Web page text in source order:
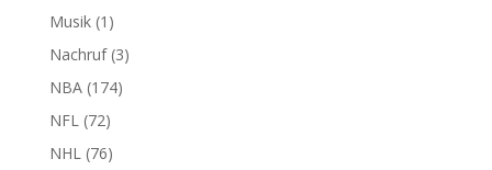
Musik(1)
Nachruf(3)
NBA(174)
NFL(72)
NHL(76)